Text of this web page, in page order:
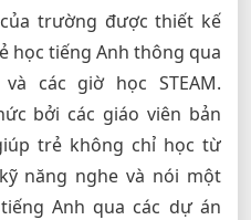
trường được thiết kế
học tiếng Anh thông qua
các giờ học STEAM.
bởi các giáo viên bản
trẻ không chỉ học từ
năng nghe và nói một
Anh qua các dự án